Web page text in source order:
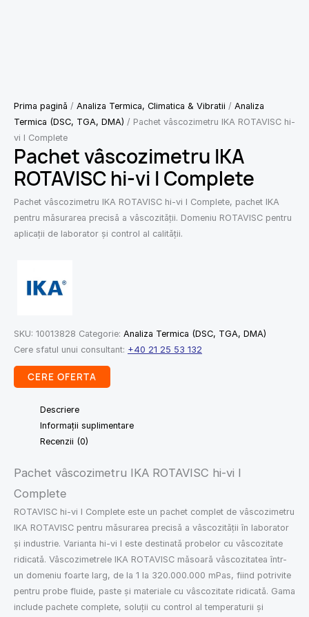
Prima pagină / Analiza Termica, Climatica & Vibratii / Analiza
Termica (DSC, TGA, DMA) / Pachet vâscozimetru IKA ROTAVISC hi-
vi I Complete
Pachet vâscozimetru IKA
ROTAVISC hi-vi I Complete
Pachet vâscozimetru IKA ROTAVISC hi-vi I Complete, pachet IKA
pentru măsurarea precisă a vâscozității. Domeniu ROTAVISC pentru
aplicații de laborator și control al calității.
SKU: 10013828 Categorie: Analiza Termica (DSC, TGA, DMA)
Cere sfatul unui consultant: +40 21 25 53 132
CERE OFERTA
Descriere
Informații suplimentare
Recenzii (0)
Pachet vâscozimetru IKA ROTAVISC hi-vi I
Complete
ROTAVISC hi-vi I Complete este un pachet complet de vâscozimetru
IKA ROTAVISC pentru măsurarea precisă a vâscozității în laborator
și industrie. Varianta hi-vi I este destinată probelor cu vâscozitate
ridicată. Vâscozimetrele IKA ROTAVISC măsoară vâscozitatea într-
un domeniu foarte larg, de la 1 la 320.000.000 mPas, fiind potrivite
pentru probe fluide, paste și materiale cu vâscozitate ridicată. Gama
include pachete complete, soluții cu control al temperaturii și